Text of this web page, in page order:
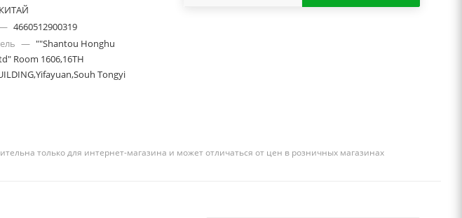
КИТАЙ
4660512900319
— ""Shantou Honghu
Room 1606,16TH
Tongyi
только для интернет-магазина и может отличаться от цен в розничных магазинах